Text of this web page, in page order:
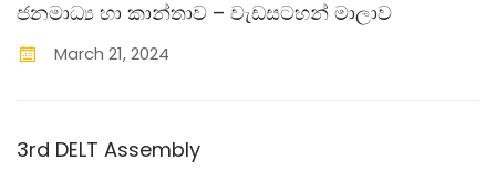
ජනමාධ්‍ය හා කාන්තාව – වැඩසටහන් මාලාව
March 21,2024
3rd DELT Assembly